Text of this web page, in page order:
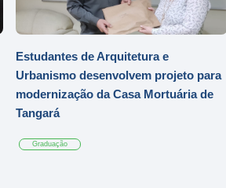
Estudantes de Arquitetura e
Urbanismo desenvolvem projeto para
modernização da Casa Mortuária de
Tangará
Graduação